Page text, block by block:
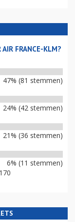
FRANCE-KLM?
47% (81 stemmen)
24% (42 stemmen)
21% (36 stemmen)
6% (11 stemmen)